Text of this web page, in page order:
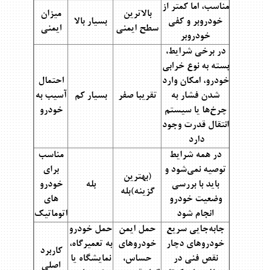
مناسب، اما کمتر از
خودروبر و کفی
خودروبر
بالاترین
سطح ایمنی
بسیار بالا
میزان
ایمنی
در برخی شرایط،
بسته به نوع خرابی
خودرو، امکان وارد
شدن فشار به
چرخ‌ها یا سیستم
انتقال قدرت وجود
دارد
تقریبا صفر بسیار کم
احتمال
آسیب به
خودرو
در همه شرایط
توصیه نمی‌شود و
باید با بررسی
وضعیت خودرو
انجام شود
(بهترین
گزینه)بله
بله
مناسب
برای
خودرو
های
اتوماتیک
جابه‌جایی سریع
خودروهای دچار
نقص فنی در
حمل ایمن
خودروهای
حساس،
حمل خودرو
به تعمیرگاه،
نمایشگاه یا
کاربرد
اصلی